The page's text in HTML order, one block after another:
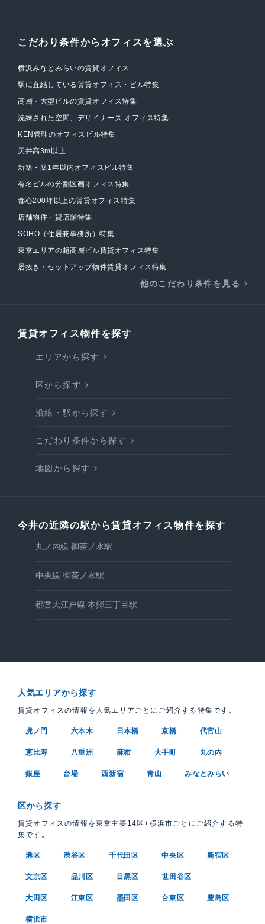
こだわり条件からオフィスを選ぶ
横浜みなとみらいの賃貸オフィス
駅に直結している賃貸オフィス・ビル特集
高層・大型ビルの賃貸オフィス特集
洗練された空間、デザイナーズ オフィス特集
KEN管理のオフィスビル特集
天井高3m以上
新築・築1年以内オフィスビル特集
有名ビルの分割区画オフィス特集
都心200坪以上の賃貸オフィス特集
店舗物件・貸店舗特集
SOHO（住居兼事務所）特集
東京エリアの超高層ビル賃貸オフィス特集
居抜き・セットアップ物件賃貸オフィス特集
他のこだわり条件を見る
賃貸オフィス物件を探す
エリアから探す
区から探す
沿線・駅から探す
こだわり条件から探す
地図から探す
今井の近隣の駅から賃貸オフィス物件を探す
丸ノ内線 御茶ノ水駅
中央線 御茶ノ水駅
都営大江戸線 本郷三丁目駅
人気エリアから探す
賃貸オフィスの情報を人気エリアごとにご紹介する特集です。
虎ノ門 六本木 日本橋 京橋 代官山
恵比寿 八重洲 麻布 大手町 丸の内
銀座 台場 西新宿 青山 みなとみらい
区から探す
賃貸オフィスの情報を東京主要14区+横浜市ごとにご紹介する特
集です。
港区 渋谷区 千代田区 中央区 新宿区
文京区 品川区 目黒区 世田谷区
大田区 江東区 墨田区 台東区 豊島区
横浜市